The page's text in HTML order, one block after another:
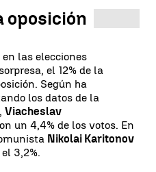
oposición
las elecciones
el 12% de la
Según ha
los datos de la
Viacheslav
un 4,4% de los votos. En
Nikolai Karitonov
3,2%.